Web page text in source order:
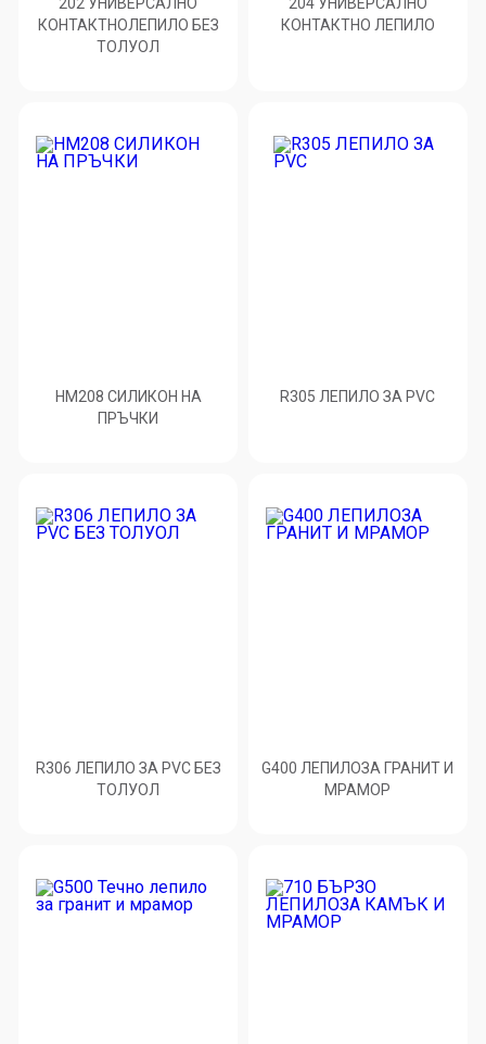
КОНТАКТНОЛЕПИЛО БЕЗ
ТОЛУОЛ
КОНТАКТНО ЛЕПИЛО
HM208 СИЛИКОН НА
ПРЪЧКИ
R305 ЛЕПИЛО ЗА PVC
R306 ЛЕПИЛО ЗА PVC БЕЗ
ТОЛУОЛ
G400 ЛЕПИЛОЗА ГРАНИТ И
МРАМОP